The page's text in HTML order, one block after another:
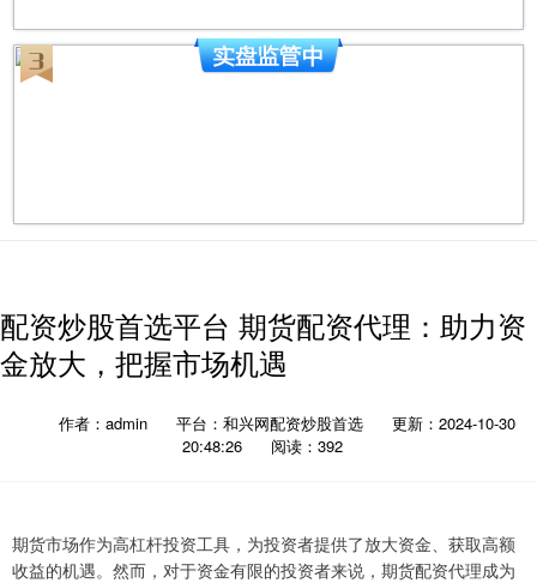
配资炒股首选平台 期货配资代理：助力资
金放大，把握市场机遇
作者：admin 平台：和兴网配资炒股首选
更新：2024-10-30
20:48:26
阅读：392
期货市场作为高杠杆投资工具，为投资者提供了放大资金、获取高额
收益的机遇。然而，对于资金有限的投资者来说，期货配资代理成为